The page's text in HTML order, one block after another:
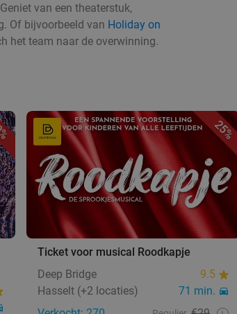
van een theaterstuk,
Of bijvoorbeeld van Holiday on
het team naar de overwinning.
25%
Ticket voor musical Roodkapje
Deep Bridge
9.5
Hasselt (+2 locaties)
71 min.